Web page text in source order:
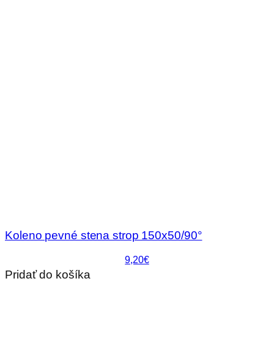
Koleno pevné stena strop 150x50/90°
9,20€
Pridať do košíka